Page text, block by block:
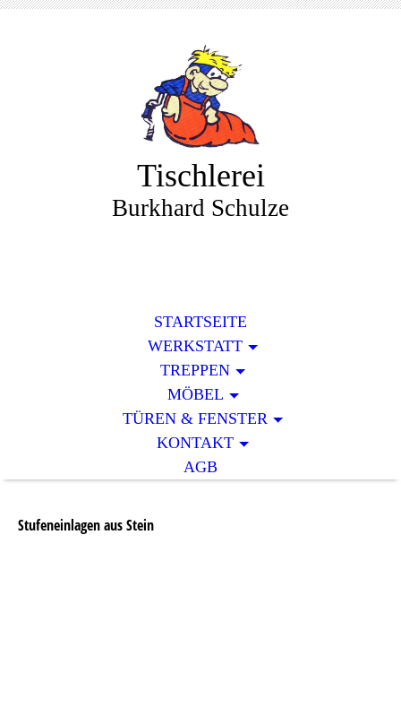
Tischlerei
Burkhard Schulze
STARTSEITE
WERKSTATT
TREPPEN
MÖBEL
TÜREN & FENSTER
KONTAKT
AGB
Stufeneinlagen aus Stein